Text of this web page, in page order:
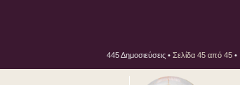
445 Δημοσιεύσεις • Σελίδα 45 από 45 •